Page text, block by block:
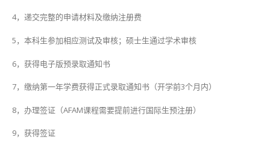
4，递交完整的申请材料及缴纳注册费
5，本科生参加相应测试及审核；硕士生通过学术审核
6，获得电子版预录取通知书
7，缴纳第一年学费获得正式录取通知书（开学前3个月内）
8，办理签证（AFAM课程需要提前进行国际生预注册）
9，获得签证